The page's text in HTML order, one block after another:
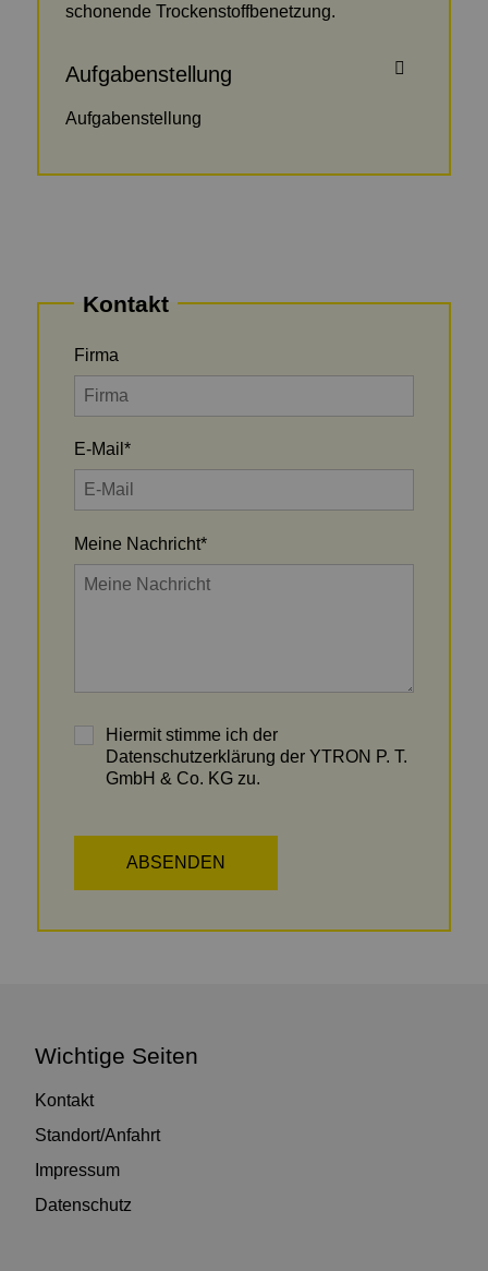
schonende Trockenstoffbenetzung.
Aufgabenstellung
Aufgabenstellung
Kontakt
Firma
E-Mail *
Meine Nachricht*
Hiermit stimme ich der
Datenschutzerklärung der YTRON P. T.
GmbH & Co. KG zu.
Wichtige Seiten
Kontakt
Standort/Anfahrt
Impressum
Datenschutz